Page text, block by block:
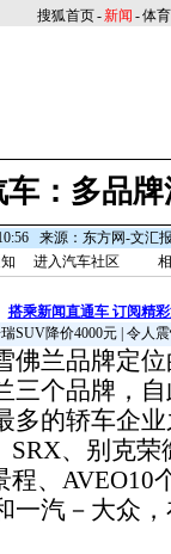
搜狐首页-新闻 -体育
：多品
来源：东方网-文汇
进入汽车社区
搭乘新闻直通车 订阅精
SUV降价4000元 令人
兰品牌定位
三个品牌，
多的轿车企
SRX、别克
程、AVEO10
一汽－大众